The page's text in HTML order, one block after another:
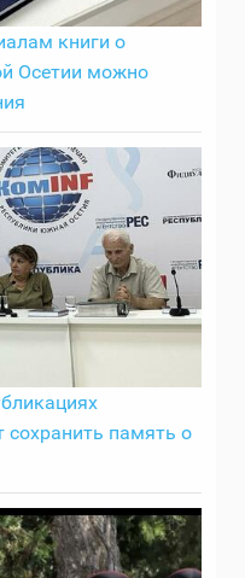
книги о
Осетии можно
память о